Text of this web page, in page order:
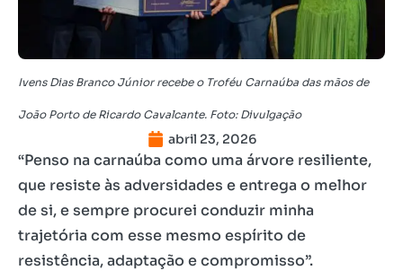
Ivens Dias Branco Júnior recebe o Troféu Carnaúba das mãos de
João Porto de Ricardo Cavalcante. Foto: Divulgação
abril 23, 2026
“Penso na carnaúba como uma árvore resiliente,
que resiste às adversidades e entrega o melhor
de si, e sempre procurei conduzir minha
trajetória com esse mesmo espírito de
resistência, adaptação e compromisso”.